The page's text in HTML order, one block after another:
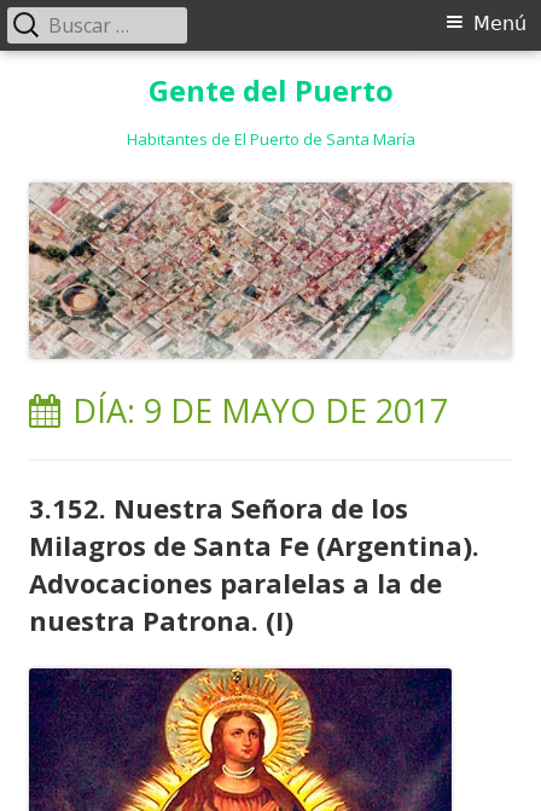
Gente del Puerto
Habitantes de El Puerto de Santa María
Menú
Menú
Buscar:
DÍA: 9 DE MAYO DE 2017
3.152. Nuestra Señora de los
Milagros de Santa Fe (Argentina).
Advocaciones paralelas a la de
nuestra Patrona. (I)